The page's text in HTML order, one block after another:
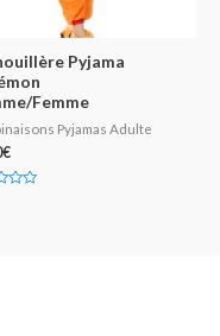
Pyjama
Femme
Pyjamas Adulte
€